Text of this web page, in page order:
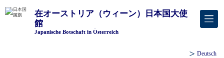
在オーストリア（ウィーン）日本国大使
館
Japanische Botschaft in Österreich
Deutsch